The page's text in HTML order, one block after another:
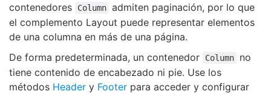
contenedores
Column admiten paginación, por lo que
el complemento Layout puede representar elementos
de una columna en más de una página.
De forma predeterminada, un contenedor
Column
no
tiene contenido de encabezado ni pie. Use los
métodos Header y Footer para acceder y configurar